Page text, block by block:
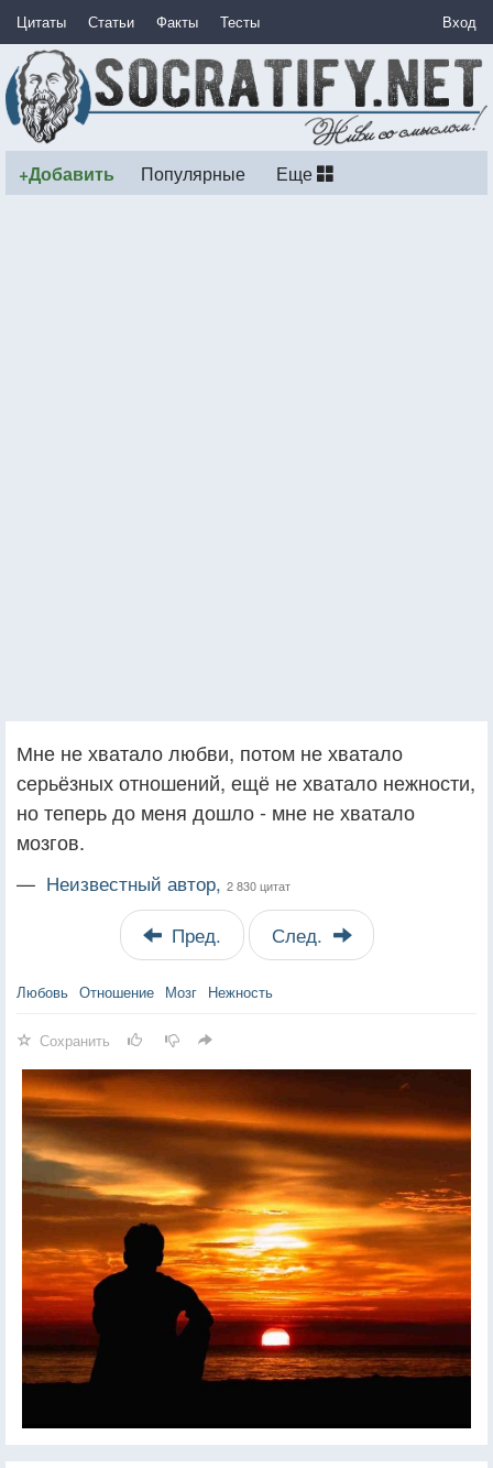
Цитаты Статьи Факты Тесты Вход
+Добавить Популярные Еще
Мне не хватало любви, потом не хватало
серьёзных отношений, ещё не хватало нежности,
но теперь до меня дошло - мне не хватало
мозгов.
— Неизвестный автор, 2 830 цитат
Пред. След.
Любовь Отношение Мозг Нежность
Сохранить